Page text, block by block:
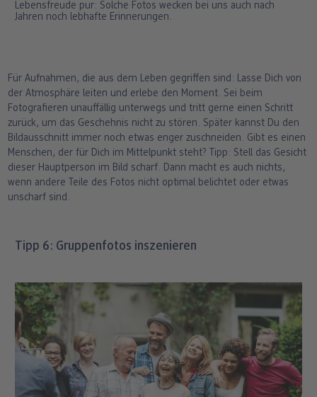
Lebensfreude pur: Solche Fotos wecken bei uns auch nach
Jahren noch lebhafte Erinnerungen.
Für Aufnahmen, die aus dem Leben gegriffen sind: Lasse Dich von
der Atmosphäre leiten und erlebe den Moment. Sei beim
Fotografieren unauffällig unterwegs und tritt gerne einen Schritt
zurück, um das Geschehnis nicht zu stören. Später kannst Du den
Bildausschnitt immer noch etwas enger zuschneiden. Gibt es einen
Menschen, der für Dich im Mittelpunkt steht? Tipp: Stell das Gesicht
dieser Hauptperson im Bild scharf. Dann macht es auch nichts,
wenn andere Teile des Fotos nicht optimal belichtet oder etwas
unscharf sind.
Tipp 6: Gruppenfotos inszenieren